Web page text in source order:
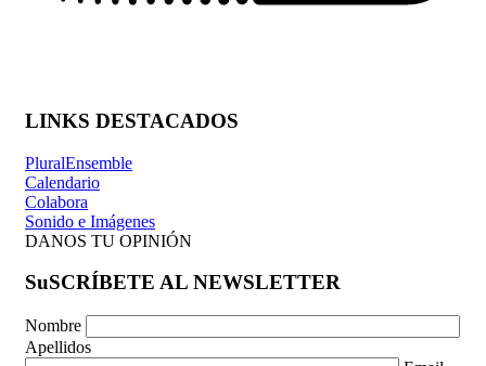
LINKS DESTACADOS
PluralEnsemble
Calendario
Colabora
Sonido e Imágenes
DANOS TU OPINIÓN
SuSCRÍBETE AL NEWSLETTER
Nombre
Apellidos